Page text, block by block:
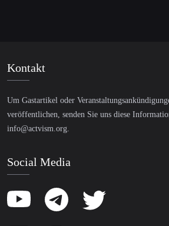
Kontakt
Um Gastartikel oder
veröffentlichen, senden Sie uns diese
info@actvism.org.
Social Media